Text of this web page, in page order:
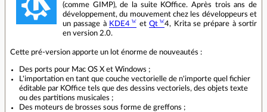
(comme GIMP), de la suite KOffice. Après trois ans de
développement, du mouvement chez les développeurs et
un passage à KDE4 etQt
4, Krita se prépare à sortir
en version 2.0.
Cette pré-version apporte un lot énorme de nouveautés :
Des ports pour Mac OS X et Windows ;
L'importation en tant que couche vectorielle de n'importe quel fichier
éditable par KOffice tels que des dessins vectoriels, des objets texte
ou des partitions musicales ;
Des moteurs de brosses sous forme de greffons ;